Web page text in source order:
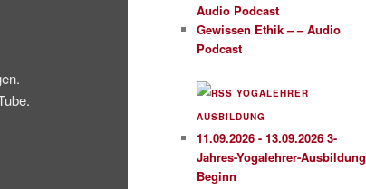
.
Audio Podcast
Gewissen Ethik – – Audio
Podcast
YOGALEHRER
AUSBILDUNG
11.09.2026 - 13.09.2026 3-
Jahres-Yogalehrer-Ausbildung
Beginn